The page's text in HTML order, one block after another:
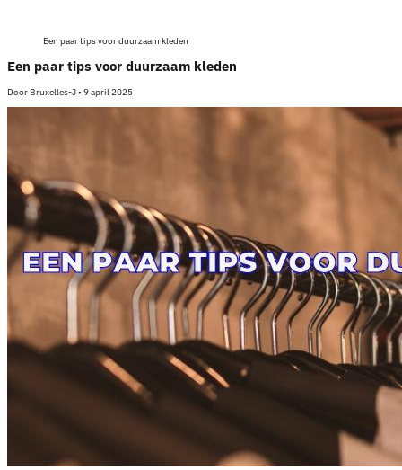
Een paar tips voor duurzaam kleden
Een paar tips voor duurzaam kleden
Door Bruxelles-J•9 april 2025